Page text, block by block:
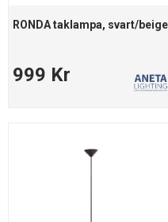
RONDA taklampa, svart/beige
999 Kr